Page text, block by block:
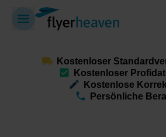
Kostenloser
Kostenloser
Kostenlose
Persönliche